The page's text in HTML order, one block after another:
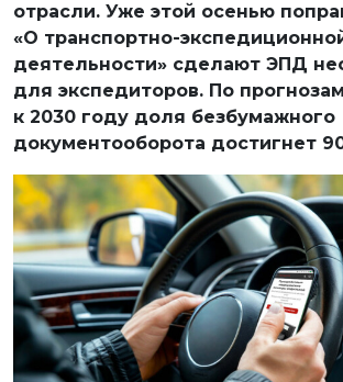
отрасли. Уже этой осенью
«О транспортно-
деятельности» сделают ЭПД
для экспедиторов. По
к 2030 году доля безбумажного
документооборота достигнет